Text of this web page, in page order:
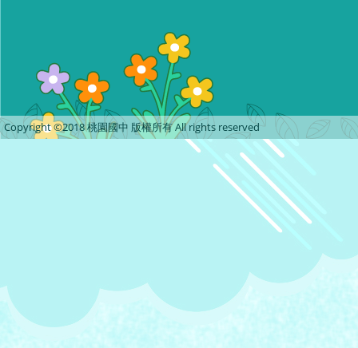
Copyright ©2018 桃園國中 版權所有 All rights reserved